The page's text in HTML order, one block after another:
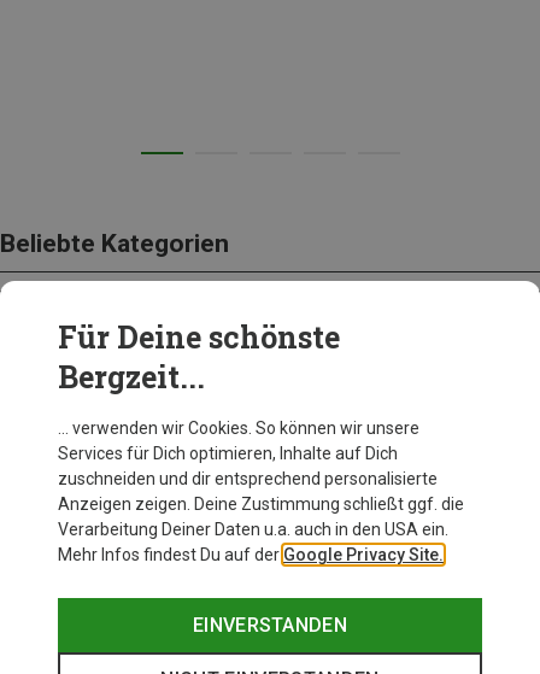
Beliebte Kategorien
BEKLEIDUNG
Für Deine schönste
Bergzeit...
… verwenden wir Cookies. So können wir unsere
Services für Dich optimieren, Inhalte auf Dich
zuschneiden und dir entsprechend personalisierte
Anzeigen zeigen. Deine Zustimmung schließt ggf. die
Verarbeitung Deiner Daten u.a. auch in den USA ein.
Mehr Infos findest Du auf der Google Privacy Site.
EINVERSTANDEN